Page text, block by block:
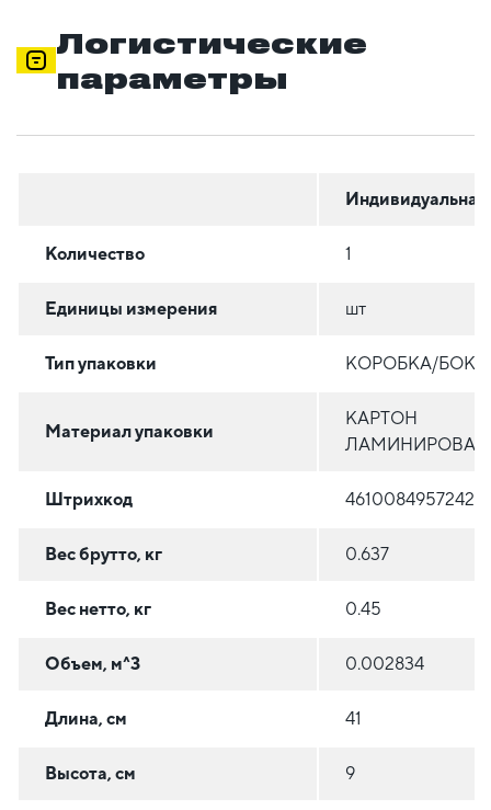
Логистические
параметры
Индивидуальная
Количество 1
Единицы измерения шт
Тип упаковки КОРОБКА/БОКС
Материал упаковки
КАРТОН
Штрихкод 4610084957242
Вес брутто, кг 0.637
Вес нетто, кг 0.45
Объем, м^3 0.002834
Длина, см 41
Высота, см 9